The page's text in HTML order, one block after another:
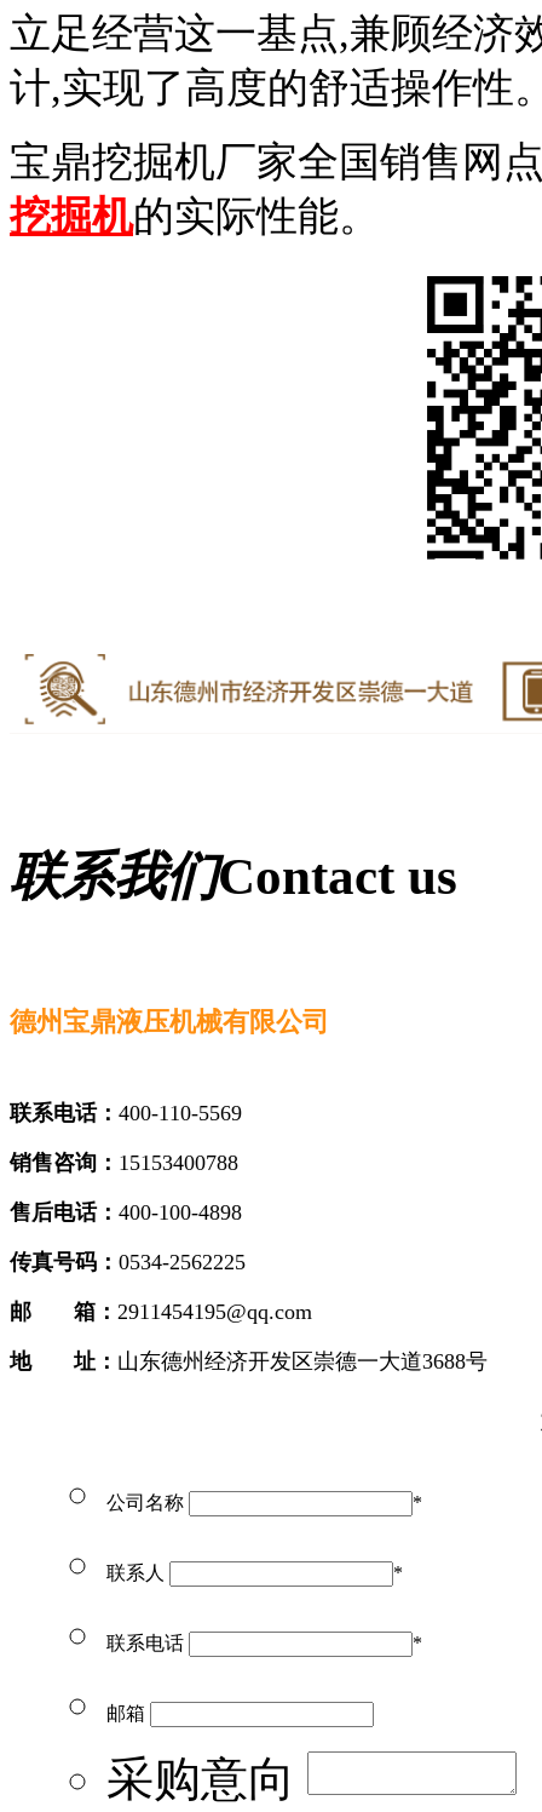
立足经营这一基点,兼顾经济
计,实现了高度的舒适操作性
宝鼎挖掘机厂家全国销售网
挖掘机的实际性能。
联系我们Contact us
德州宝鼎液压机械有限公司
联系电话： 400-110-5569
销售咨询： 15153400788
售后电话： 400-100-4898
传真号码： 0534-2562225
邮 箱： 2911454195@qq.com
地 址： 山东德州经济开发区崇德一大道3688号
公司名称 *
联系人 *
联系电话 *
邮箱
采购意向